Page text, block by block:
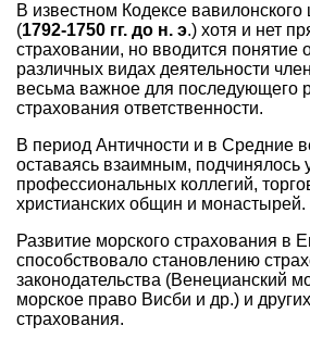
В известном Кодексе
(1792-1750 гг. до н. э.) хотя и нет
страховании, но вводится понятие
различных видах деятельности
весьма важное для последующего
страхования ответственности.
В период Античности и в Средние
оставаясь взаимным, подчинялось
профессиональных коллегий,
христианских общин и монастырей.
Развитие морского страхования в
способствовало становлению
законодательства (Венецианский
морское право Висби и др.) и
страхования.